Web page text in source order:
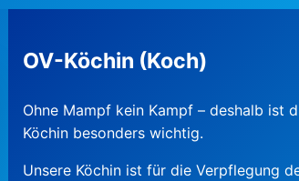
OV-Köchin (Koch)
Ohne Mampf kein Kampf – deshalb ist
Köchin besonders wichtig.
Unsere Köchin ist für die Verpflegung